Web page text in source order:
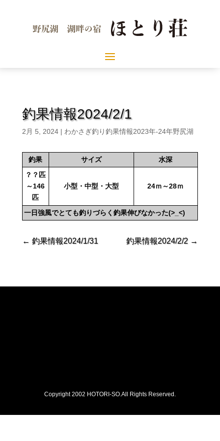
釣果情報2024/2/1
2月 5, 2024| わかさぎ釣り釣果情報2023年-24年野尻湖
釣果 サイズ
水深
？？匹
～146
匹
小型・中型・大型 24ｍ～28ｍ
一日強風でとても釣りづらく釣果伸びなかった(>_<)
← 釣果情報2024/1/31 釣果情報2024/2/2 →
Copyright 2002 HOTORI-SO.All Rights Reserved.